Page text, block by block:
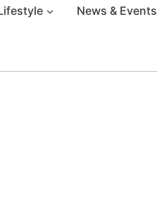
News & Events